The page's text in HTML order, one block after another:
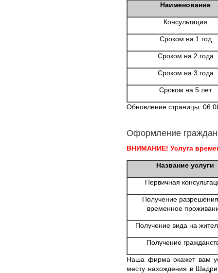
Наименование
Консультация
Сроком на 1 год
Сроком на 2 года
Сроком на 3 года
Сроком на 5 лет
Обновление страницы:
Оформление
ВНИМАНИЕ! Услуга
Название услуги
Первичная
Получение
временное
Получение вида на
Получение
Наша фирма окажет вам
месту нахождения в